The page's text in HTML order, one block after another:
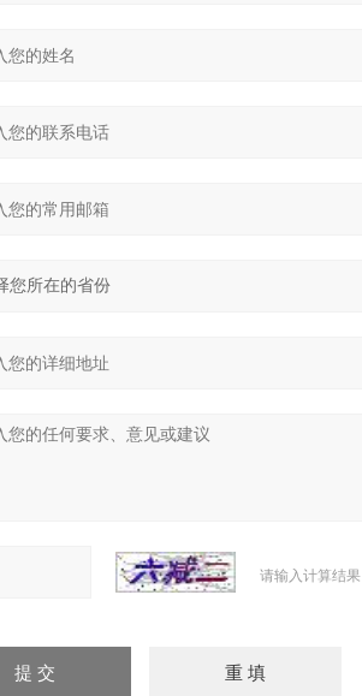
请输入计算结